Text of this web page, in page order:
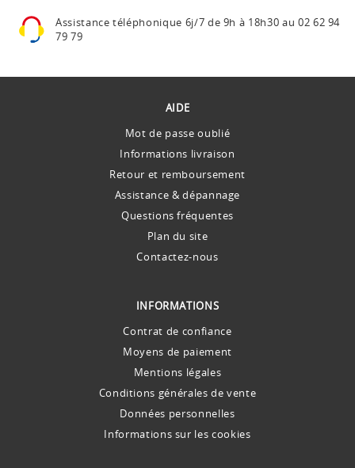
Assistance téléphonique 6j/7 de 9h à 18h30 au 02 62 94
79 79
AIDE
Mot de passe oublié
Informations livraison
Retour et remboursement
Assistance & dépannage
Questions fréquentes
Plan du site
Contactez-nous
INFORMATIONS
Contrat de confiance
Moyens de paiement
Mentions légales
Conditions générales de vente
Données personnelles
Informations sur les cookies